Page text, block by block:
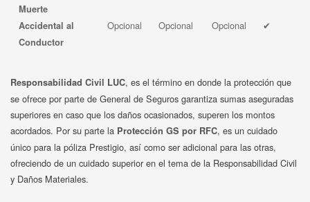
Muerte
Accidental al
Conductor
Opcional Opcional Opcional ✔
Responsabilidad Civil LUC, es el término en donde la protección que
se ofrece por parte de General de Seguros garantiza sumas aseguradas
superiores en caso que los daños ocasionados, superen los montos
acordados. Por su parte la Protección GS por RFC, es un cuidado
único para la póliza Prestigio, así como ser adicional para las otras,
ofreciendo de un cuidado superior en el tema de la Responsabilidad Civil
y Daños Materiales.